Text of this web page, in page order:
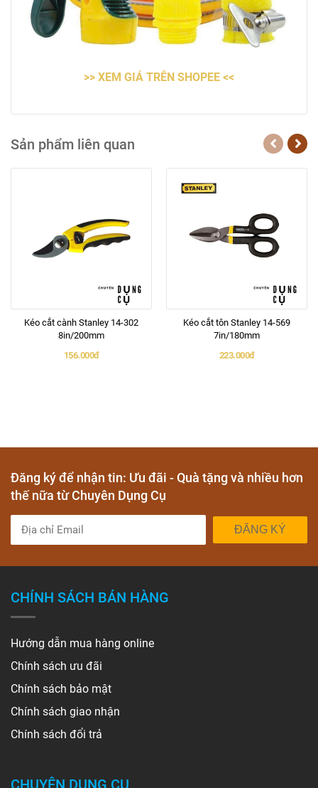
>> XEM GIÁ TRÊN SHOPEE <<
Sản phẩm liên quan
Kéo cắt cành Stanley 14-302
8in/200mm
156.000đ
Kéo cắt tôn Stanley 14-569
7in/180mm
223.000đ
Đăng ký để nhận tin: Ưu đãi - Quà tặng và nhiều hơn
thế nữa từ Chuyên Dụng Cụ
ĐĂNG KÝ
CHÍNH SÁCH BÁN HÀNG
Hướng dẫn mua hàng online
Chính sách ưu đãi
Chính sách bảo mật
Chính sách giao nhận
Chính sách đổi trả